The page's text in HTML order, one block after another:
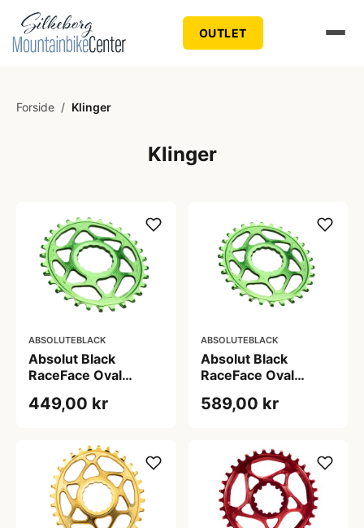
OUTLET
Forside / Klinger
Klinger
ABSOLUTEBLACK
Absolut Black
RaceFace Oval
449,00 kr
ABSOLUTEBLACK
Absolut Black
RaceFace Oval
589,00 kr